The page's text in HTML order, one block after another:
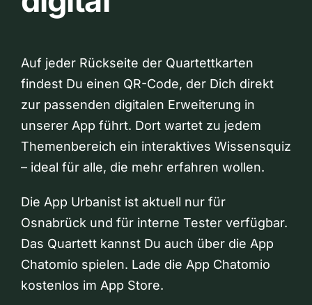
Auf jeder Rückseite der Quartettkarten
findest Du einen QR-Code, der Dich direkt
zur passenden digitalen Erweiterung in
unserer App führt. Dort wartet zu jedem
Themenbereich ein interaktives Wissensquiz
– ideal für alle, die mehr erfahren wollen.
Die App Urbanist ist aktuell nur für
Osnabrück und für interne Tester verfügbar.
Das Quartett kannst Du auch über die App
Chatomio spielen. Lade die App Chatomio
kostenlos im App Store.